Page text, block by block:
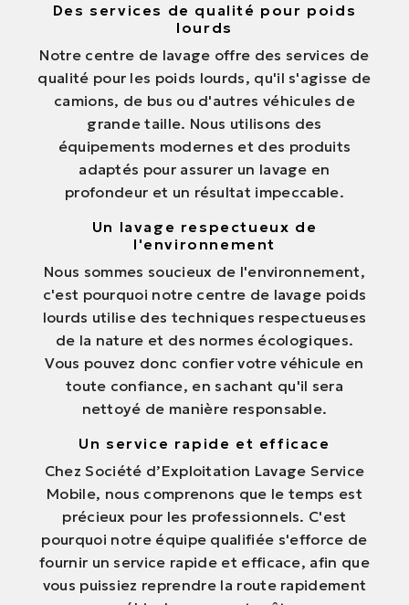
Des services de qualité pour poids
lourds
Notre centre de lavage offre des services de
qualité pour les poids lourds, qu'il s'agisse de
camions, de bus ou d'autres véhicules de
grande taille. Nous utilisons des
équipements modernes et des produits
adaptés pour assurer un lavage en
profondeur et un résultat impeccable.
Un lavage respectueux de
l'environnement
Nous sommes soucieux de l'environnement,
c'est pourquoi notre centre de lavage poids
lourds utilise des techniques respectueuses
de la nature et des normes écologiques.
Vous pouvez donc confier votre véhicule en
toute confiance, en sachant qu'il sera
nettoyé de manière responsable.
Un service rapide et efficace
Chez Société d’Exploitation Lavage Service
Mobile, nous comprenons que le temps est
précieux pour les professionnels. C'est
pourquoi notre équipe qualifiée s'efforce de
fournir un service rapide et efficace, afin que
vous puissiez reprendre la route rapidement